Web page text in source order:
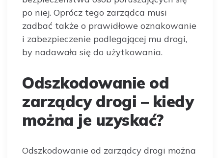
po niej. Oprócz tego zarządca musi
zadbać także o prawidłowe oznakowanie
i zabezpieczenie podlegającej mu drogi,
by nadawała się do użytkowania.
Odszkodowanie od
zarządcy drogi – kiedy
można je uzyskać?
Odszkodowanie od zarządcy drogi można